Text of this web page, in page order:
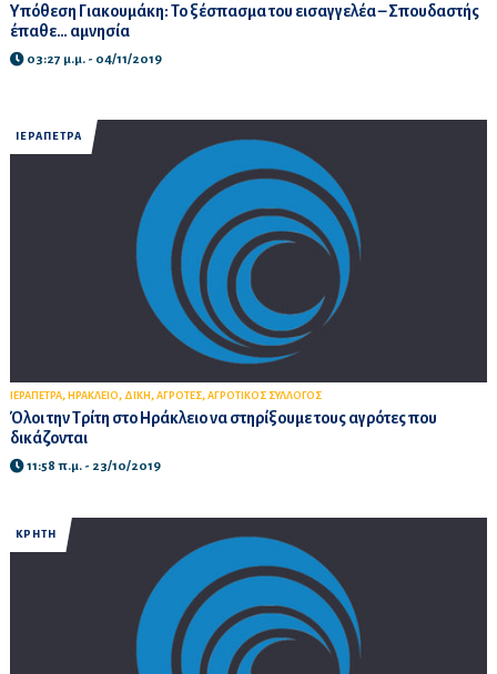
Υπόθεση Γιακουμάκη: Το ξέσπασμα του εισαγγελέα – Σπουδαστής
έπαθε… αμνησία
03:27 μ.μ. - 04/11/2019
ΙΕΡΑΠΕΤΡΑ
ΙΕΡΑΠΕΤΡΑ, ΗΡΑΚΛΕΙΟ, ΔΙΚΗ , ΑΓΡΟΤΕΣ, ΑΓΡΟΤΙΚΟΣ ΣΥΛΛΟΓΟΣ
Όλοι την Τρίτη στο Ηράκλειο να στηρίξουμε τους αγρότες που
δικάζονται
11:58 π.μ. - 23/10/2019
ΚΡΗΤΗ